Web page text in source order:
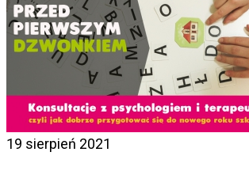
19 sierpień 2021